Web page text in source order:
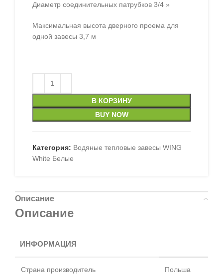
Диаметр соединительных патрубков 3/4 »
Максимальная высота дверного проема для
одной завесы 3,7 м
В КОРЗИНУ
BUY NOW
Категория: Водяные тепловые завесы WING
White Белые
Описание
Описание
ИНФОРМАЦИЯ
Страна производитель Польша